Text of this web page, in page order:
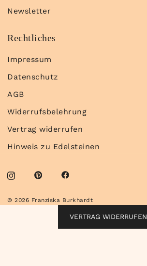
Newsletter
Rechtliches
Impressum
Datenschutz
AGB
Widerrufsbelehrung
Vertrag widerrufen
Hinweis zu Edelsteinen
© 2026 Franziska Burkhardt
VERTRAG WIDERRUFEN